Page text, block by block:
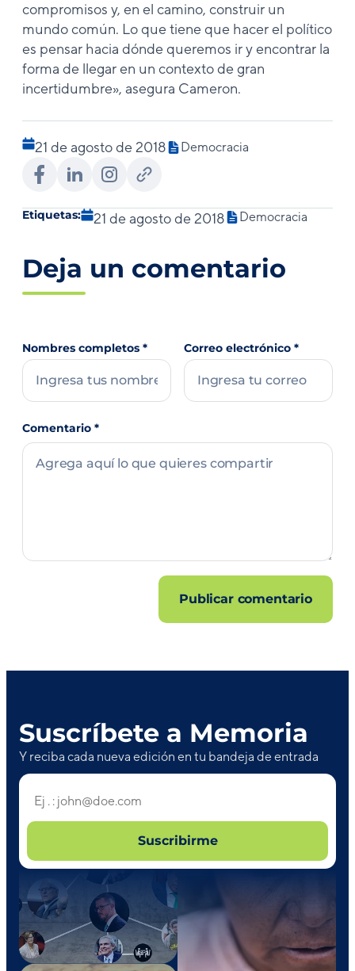
compromisos y, en el camino, construir un
mundo común. Lo que tiene que hacer el político
es pensar hacia dónde queremos ir y encontrar la
forma de llegar en un contexto de gran
incertidumbre», asegura Cameron.
21 de agosto de 2018 Democracia
Etiquetas: 21 de agosto de 2018 Democracia
Deja un comentario
Nombres completos * Correo electrónico *
Comentario *
Suscríbete a Memoria
Y reciba cada nueva edición en tu bandeja de entrada
Suscribirme